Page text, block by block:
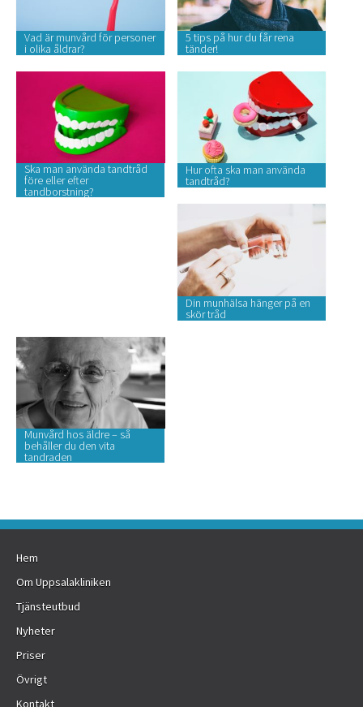
Vad är munvård för personer
i olika åldrar?
5 tips på hur du får rena
tänder!
Ska man använda tandtråd
före eller efter
tandborstning?
Hur ofta ska man använda
tandtråd?
Din munhälsa hänger på en
skör tråd
Munvård hos äldre – så
behåller du den vita
tandraden
Hem
Om Uppsalakliniken
Tjänsteutbud
Nyheter
Priser
Övrigt
Kontakt